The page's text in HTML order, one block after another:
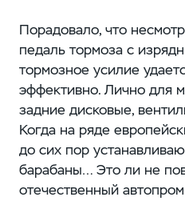
Порадовало, что
педаль тормоза с
тормозное усилие
эффективно. Лично для
задние дисковые,
Когда на ряде
до сих пор
барабаны… Это ли не
отечественный